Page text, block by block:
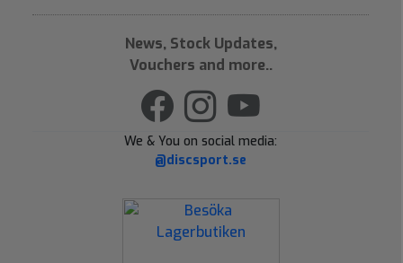
News, Stock Updates,
Vouchers and more..
We & You on social media:
@discsport.se